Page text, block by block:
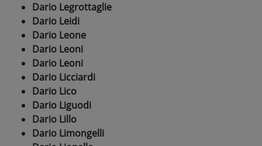
Dario Legrottaglie
Dario Leidi
Dario Leone
Dario Leoni
Dario Leoni
Dario Licciardi
Dario Lico
Dario Liguodi
Dario Lillo
Dario Limongelli